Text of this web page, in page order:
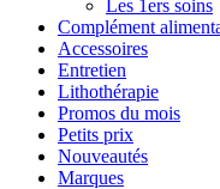
Les 1ers soins
Complément
Accessoires
Entretien
Lithothérapie
Promos du mois
Petits prix
Nouveautés
Marques